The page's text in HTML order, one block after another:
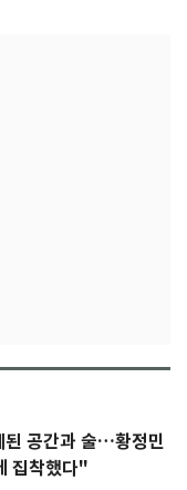
된 공간과 술…황정민
집착했다"